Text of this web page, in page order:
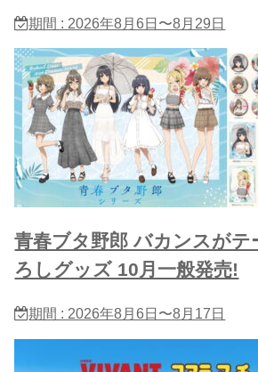
期間 : 2026年8月6日〜8月29日
青春ブタ野郎 バカンスがテ
ろしグッズ 10月一般発売!
期間 : 2026年8月6日〜8月17日